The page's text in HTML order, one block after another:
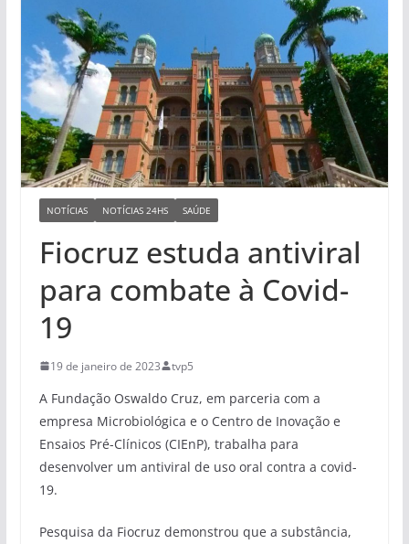
NOTÍCIAS NOTÍCIAS 24HS SAÚDE
Fiocruz estuda antiviral
para combate à Covid-
19
19 de janeiro de 2023 tvp5
A Fundação Oswaldo Cruz, em parceria com a
empresa Microbiológica e o Centro de Inovação e
Ensaios Pré-Clínicos (CIEnP), trabalha para
desenvolver um antiviral de uso oral contra a covid-
19.
Pesquisa da Fiocruz demonstrou que a substância,